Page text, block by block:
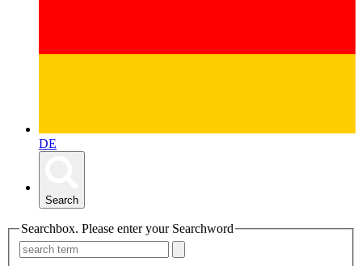
DE
Search
Searchbox. Please enter your Searchword